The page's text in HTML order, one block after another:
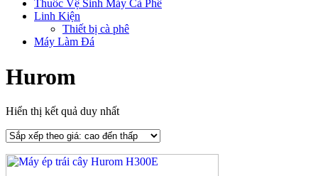
Thuốc Vệ Sinh Máy Cà Phê
Linh Kiện
Thiết bị cà phê
Máy Làm Đá
Hurom
Hiển thị kết quả duy nhất